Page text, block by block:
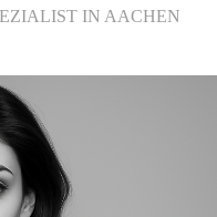
IN AACHEN